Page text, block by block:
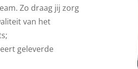
Zo draag jij zorg
van het
geleverde